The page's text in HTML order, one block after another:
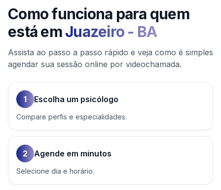
Como funciona para quem
está em Juazeiro - BA
Assista ao passo a passo rápido e veja como é simples
agendar sua sessão online por videochamada.
1 Escolha um psicólogo
Compare perfis e especialidades.
2 Agende em minutos
Selecione dia e horário.